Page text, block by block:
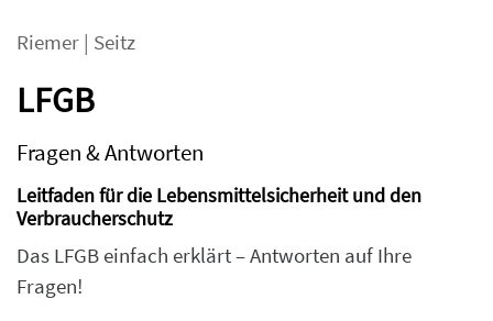
Riemer | Seitz
LFGB
Fragen & Antworten
Leitfaden für die Lebensmittelsicherheit und den
Verbraucherschutz
Das LFGB einfach erklärt – Antworten auf Ihre
Fragen!